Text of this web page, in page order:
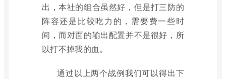
出，本社的组合虽然好，但是打三防的
阵容还是比较吃力的，需要费一些时
间，而对面的输出配置并不是很好，所
以打不掉我的血。
通过以上两个战例我们可以得出下